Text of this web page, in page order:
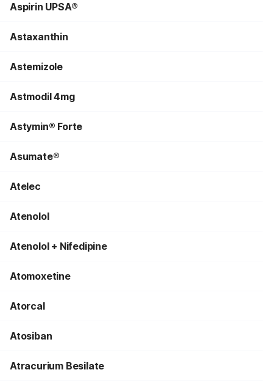
Aspirin UPSA®
Astaxanthin
Astemizole
Astmodil 4mg
Astymin® Forte
Asumate®
Atelec
Atenolol
Atenolol + Nifedipine
Atomoxetine
Atorcal
Atosiban
Atracurium Besilate